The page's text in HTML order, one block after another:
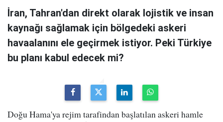
İran, Tahran'dan direkt olarak lojistik ve insan
kaynağı sağlamak için bölgedeki askeri
havaalanını ele geçirmek istiyor. Peki Türkiye
bu planı kabul edecek mi?
Doğu Hama'ya rejim tarafindan başlatılan askeri hamle